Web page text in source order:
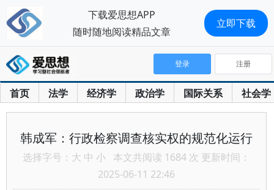
首页 法学 经济学 政治学 国际关系 社会学
登录 注册
韩成军：行政检察调查核实权的规范化运行
选择字号： 大 中 小 本文共阅读 1684 次 更新时间：
2025-06-11 22:46
下载爱思想APP
随时随地阅读精品文章
立即下载